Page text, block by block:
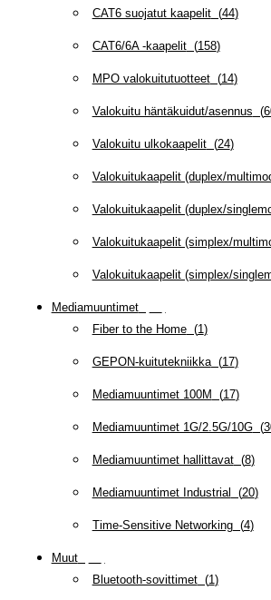
CAT6 suojatut kaapelit(44)
CAT6/6A -kaapelit(158)
MPO valokuitutuotteet(14)
Valokuitu häntäkuidut/asennus (
Valokuitu ulkokaapelit(24)
Valokuitukaapelit (duplex/
Valokuitukaapelit (duplex/
Valokuitukaapelit (simplex/
Valokuitukaapelit (simplex/
Mediamuuntimet(
Fiber to the Home(1 )
GEPON-kuitutekniikka(17)
Mediamuuntimet 100M (17)
Mediamuuntimet 1G/2.5G/10G(
Mediamuuntimet hallittavat(8)
Mediamuuntimet Industrial (20)
Time-Sensitive Networking(4)
Muut(
Bluetooth-sovittimet(1 )